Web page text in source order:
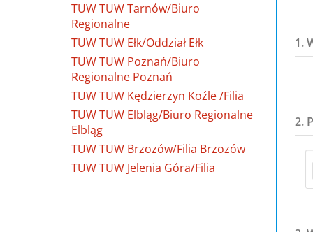
TUW TUW Tarnów/Biuro
Regionalne
TUW TUW Ełk/Oddział Ełk
TUW TUW Poznań/Biuro
Regionalne Poznań
TUW TUW Kędzierzyn Koźle /Filia
TUW TUW Elbląg/Biuro Regionalne
Elbląg
TUW TUW Brzozów/Filia Brzozów
TUW TUW Jelenia Góra/Filia
1.
2.